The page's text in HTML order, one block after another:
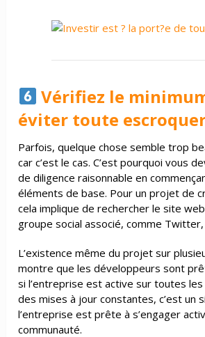
Vérifiez le
éviter toute
Parfois, quelque chose semble trop
car c’est le cas. C’est pourquoi vous
de diligence raisonnable en
éléments de base. Pour un projet de
cela implique de rechercher le site
groupe social associé, comme
L’existence même du projet sur
montre que les développeurs sont
si l’entreprise est active sur toutes
des mises à jour constantes, c’est un
l’entreprise est prête à s’engager
communauté.